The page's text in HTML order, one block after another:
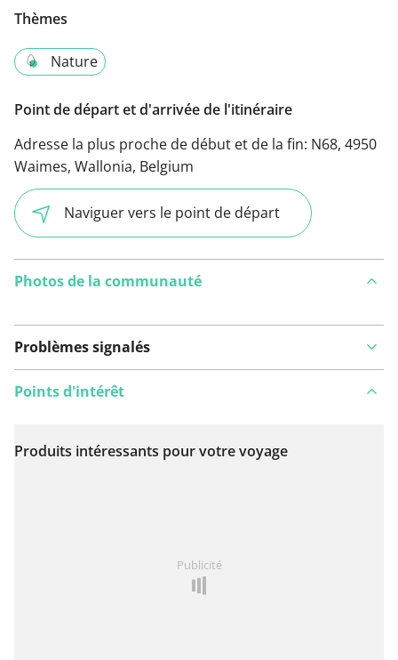
Thèmes
Nature
Point de départ et d'arrivée de l'itinéraire
Adresse la plus proche de début et de la fin: N68, 4950
Waimes, Wallonia, Belgium
Naviguer vers le point de départ
Photos de la communauté
Problèmes signalés
Voir sur la carte
Points d'intérêt
Produits intéressants pour votre voyage
Publicité